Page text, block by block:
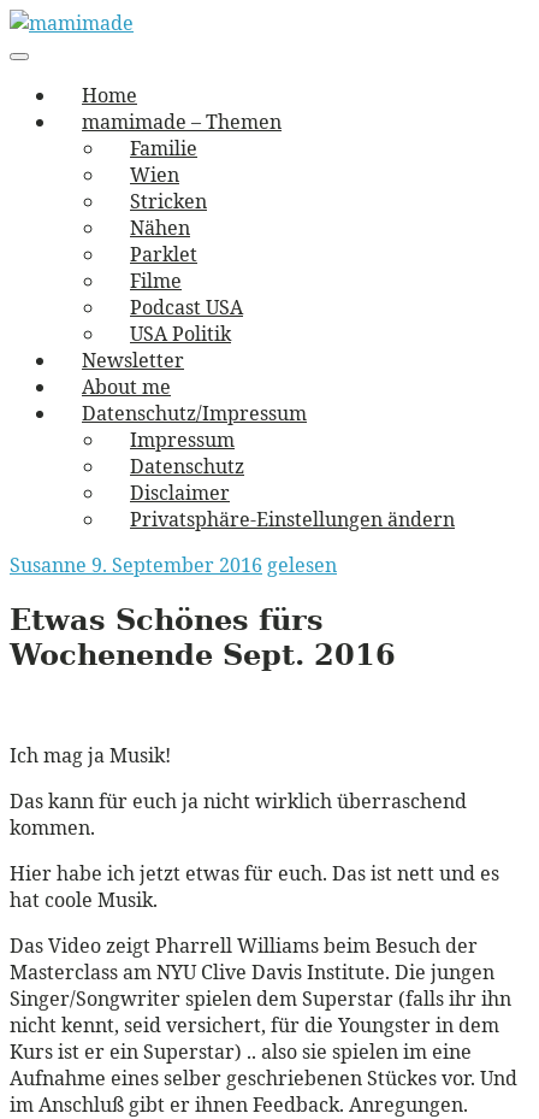
Skip
to
mamimade
vernäht und zugetextet
navigation
Menu
Home
mamimade – Themen
Familie
Wien
Stricken
Nähen
Parklet
Filme
Podcast USA
USA Politik
Newsletter
About me
Datenschutz/Impressum
Impressum
Datenschutz
Disclaimer
Privatsphäre-Einstellungen ändern
Susanne 9. September 2016 gelesen
Etwas Schönes fürs
Wochenende Sept. 2016
Ich mag ja Musik!
Das kann für euch ja nicht wirklich überraschend
kommen.
Hier habe ich jetzt etwas für euch. Das ist nett und es
hat coole Musik.
Das Video zeigt Pharrell Williams beim Besuch der
Masterclass am NYU Clive Davis Institute. Die jungen
Singer/Songwriter spielen dem Superstar (falls ihr ihn
nicht kennt, seid versichert, für die Youngster in dem
Kurs ist er ein Superstar) .. also sie spielen im eine
Aufnahme eines selber geschriebenen Stückes vor. Und
im Anschluß gibt er ihnen Feedback. Anregungen.